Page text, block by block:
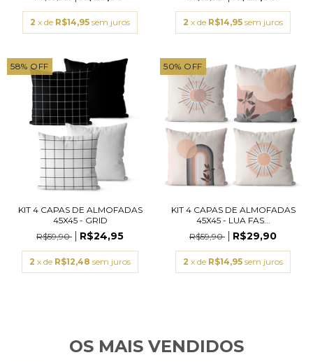
2 x de R$14,95 sem juros 2 x de R$14,95 sem juros
58% OFF
KIT 4 CAPAS DE ALMOFADAS
45X45 - GRID
R$59,90
R$24,95
2 x de R$12,48 sem juros
50% OFF
KIT 4 CAPAS DE ALMOFADAS
45X45 - LUA FAS...
R$59,90
R$29,90
2 x de R$14,95 sem juros
OS MAIS VENDIDOS